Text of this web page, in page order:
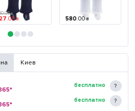
.00 ₴
.00 ₴ 580.00 ₴
Киев
бесплатно
бесплатно